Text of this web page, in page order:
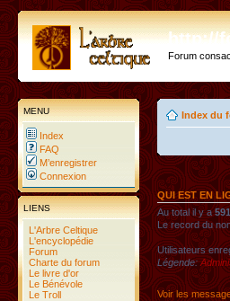
http://
Forum
MENU
Index
FAQ
M’enregistrer
Connexion
LIENS
L'Arbre Celtique
L'encyclopédie
Forum
Charte du forum
Le livre d'or
Le Bénévole
Le Troll
Index du
QUI EST EN
Au total il y a591
Le record du
Utilisateurs
Légende:
Voir les